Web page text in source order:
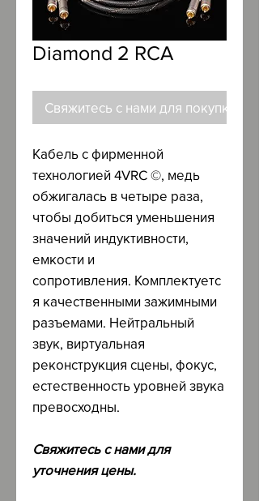
Diamond 2 RCA
Свяжитесь с нами для покупки
Кабель с фирменной
технологией 4VRC ©, медь
обжигалась в четыре раза,
чтобы добиться уменьшения
значений индуктивности,
емкости и
сопротивления. Комплектуетс
я качественными зажимными
разъемами. Нейтральный
звук, виртуальная
реконструкция сцены, фокус,
естественность уровней звука
превосходны.
Свяжитесь с нами для
уточнения цены.